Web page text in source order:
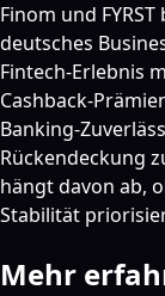
Finom und
deutsches
Fintech-Erlebnis
Cashback-
Banking-
Rückendeckung
hängt davon ab,
Stabilität
Mehr